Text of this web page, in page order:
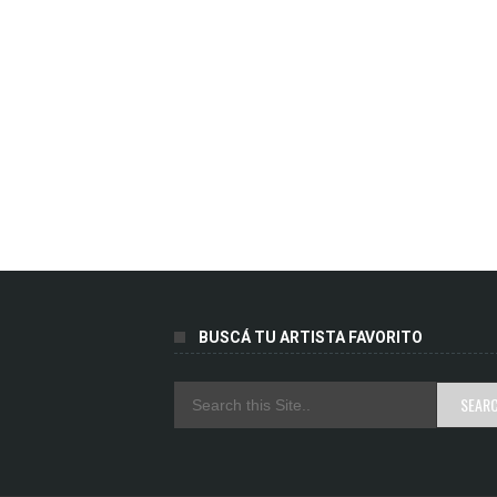
BUSCÁ TU ARTISTA FAVORITO